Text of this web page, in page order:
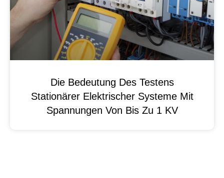
Die Bedeutung Des Testens
Stationärer Elektrischer Systeme Mit
Spannungen Von Bis Zu 1 KV